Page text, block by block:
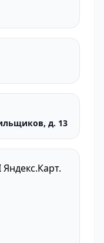
д. 13
Яндекс.Карт.